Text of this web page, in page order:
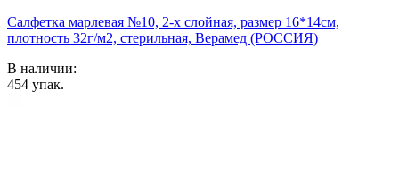
Салфетка марлевая №10, 2-х слойная, размер 16*14см,
плотность 32г/м2, стерильная, Верамед (РОССИЯ)
В наличии:
454 упак.